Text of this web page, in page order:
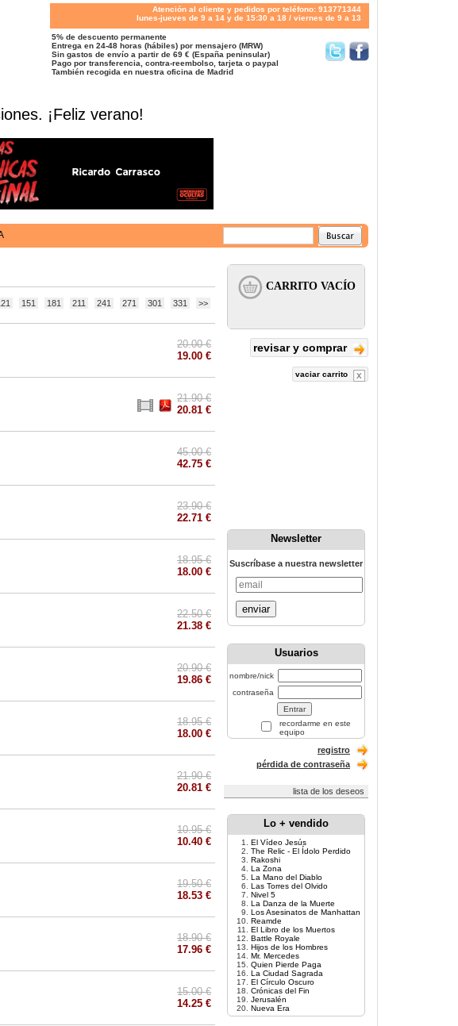
Atención al cliente y pedidos por teléfono: 913771344
lunes-jueves de 9 a 14 y de 15:30 a 18 / viernes de 9 a 13
5% de descuento permanente
Entrega en 24-48 horas (hábiles) por mensajero (MRW)
Sin gastos de envío a partir de 69 € (España peninsular)
Pago por transferencia, contra-reembolso, tarjeta o paypal
También recogida en nuestra oficina de Madrid
¡Feliz verano!
151 181 211 241 271 301 331 >>
20.00 €
19.00 €
21.90 €
20.81 €
45.00 €
42.75 €
23.90 €
22.71 €
18.95 €
18.00 €
22.50 €
21.38 €
20.90 €
19.86 €
18.95 €
18.00 €
21.90 €
20.81 €
10.95 €
10.40 €
19.50 €
18.53 €
18.90 €
17.96 €
15.00 €
14.25 €
revisar y comprar
vaciar carrito
Newsletter
Suscríbase a nuestra newsletter
enviar
Usuarios
nombre/nick
contraseña
recordarme en este
equipo
registro
pérdida de contraseña
lista de los deseos
Lo + vendido
El Vídeo Jesús
The Relic - El Ídolo Perdido
Rakoshi
La Zona
La Mano del Diablo
Las Torres del Olvido
Nivel 5
La Danza de la Muerte
Los Asesinatos de Manhattan
Reamde
El Libro de los Muertos
Battle Royale
Hijos de los Hombres
Mr. Mercedes
Quien Pierde Paga
La Ciudad Sagrada
El Círculo Oscuro
Crónicas del Fin
Jerusalén
Nueva Era